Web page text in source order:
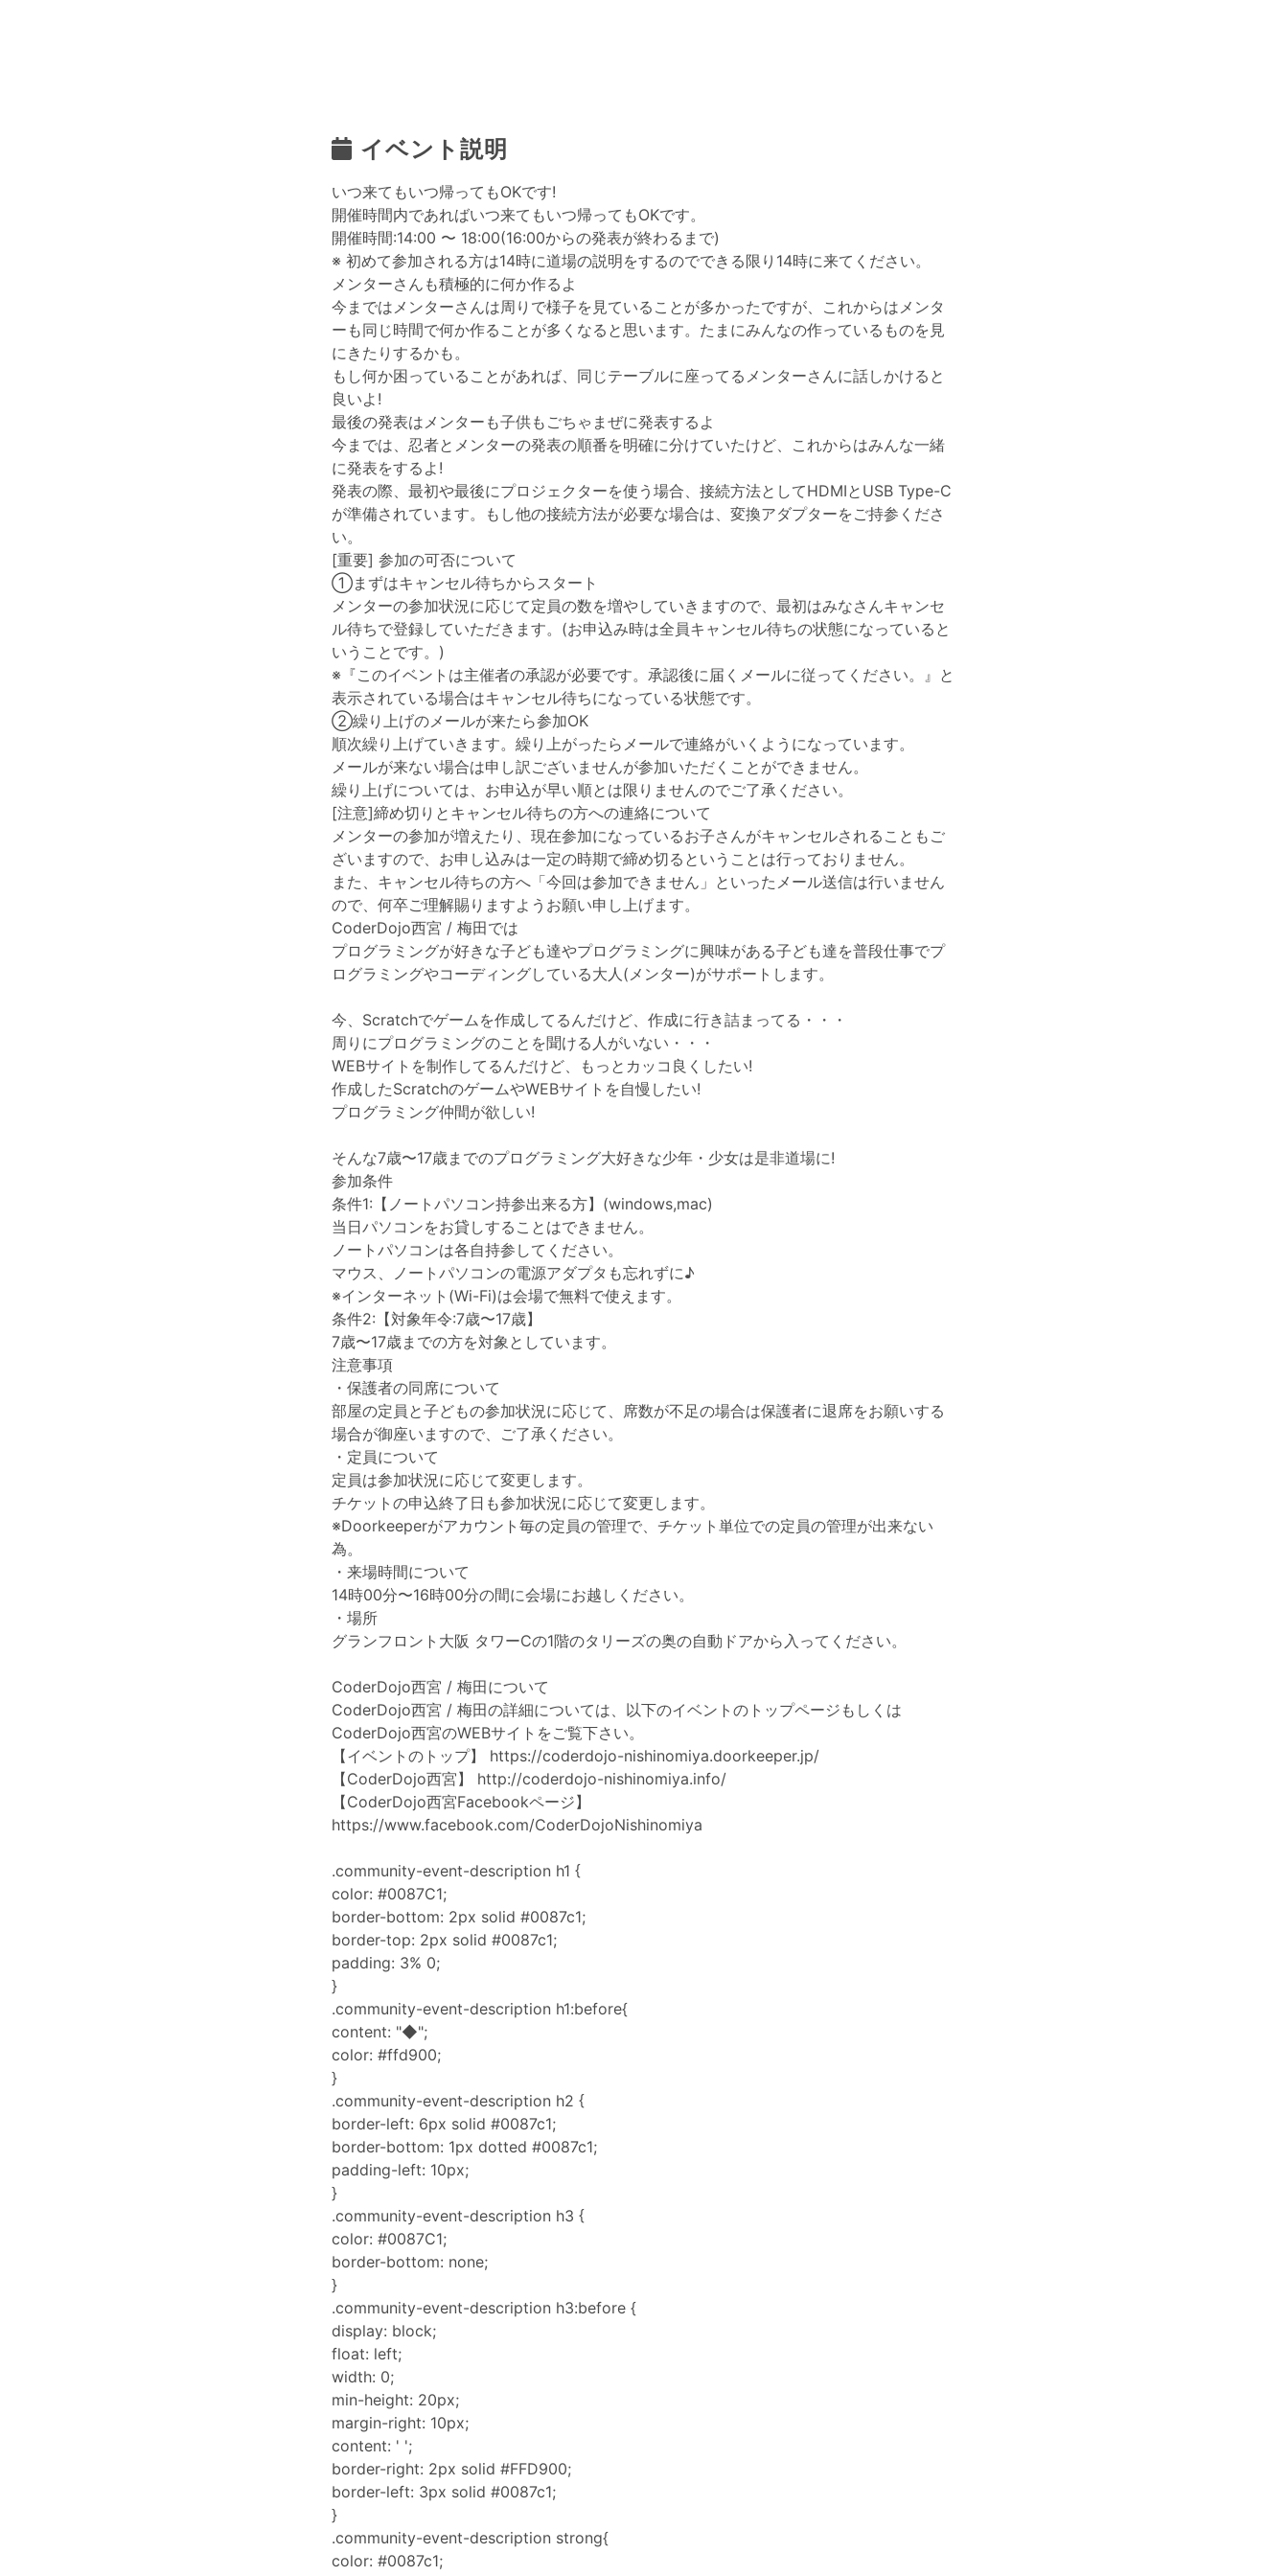
イベント説明
いつ来てもいつ帰ってもOKです!
開催時間内であればいつ来てもいつ帰ってもOKです。
開催時間:14:00 〜 18:00(16:00からの発表が終わるまで)
※ 初めて参加される方は14時に道場の説明をするのでできる限り14時に来てください。
メンターさんも積極的に何か作るよ
今まではメンターさんは周りで様子を見ていることが多かったですが、これからはメンタ
ーも同じ時間で何か作ることが多くなると思います。たまにみんなの作っているものを見
にきたりするかも。
もし何か困っていることがあれば、同じテーブルに座ってるメンターさんに話しかけると
良いよ!
最後の発表はメンターも子供もごちゃまぜに発表するよ
今までは、忍者とメンターの発表の順番を明確に分けていたけど、これからはみんな一緒
に発表をするよ!
発表の際、最初や最後にプロジェクターを使う場合、接続方法としてHDMIとUSB Type-C
が準備されています。もし他の接続方法が必要な場合は、変換アダプターをご持参くださ
い。
[重要] 参加の可否について
①まずはキャンセル待ちからスタート
メンターの参加状況に応じて定員の数を増やしていきますので、最初はみなさんキャンセ
ル待ちで登録していただきます。(お申込み時は全員キャンセル待ちの状態になっていると
いうことです。)
※『このイベントは主催者の承認が必要です。承認後に届くメールに従ってください。』と
表示されている場合はキャンセル待ちになっている状態です。
②繰り上げのメールが来たら参加OK
順次繰り上げていきます。繰り上がったらメールで連絡がいくようになっています。
メールが来ない場合は申し訳ございませんが参加いただくことができません。
繰り上げについては、お申込が早い順とは限りませんのでご了承ください。
[注意]締め切りとキャンセル待ちの方への連絡について
メンターの参加が増えたり、現在参加になっているお子さんがキャンセルされることもご
ざいますので、お申し込みは一定の時期で締め切るということは行っておりません。
また、キャンセル待ちの方へ「今回は参加できません」といったメール送信は行いません
ので、何卒ご理解賜りますようお願い申し上げます。
CoderDojo西宮 / 梅田では
プログラミングが好きな子ども達やプログラミングに興味がある子ども達を普段仕事でプ
ログラミングやコーディングしている大人(メンター)がサポートします。
今、Scratchでゲームを作成してるんだけど、作成に行き詰まってる・・・
周りにプログラミングのことを聞ける人がいない・・・
WEBサイトを制作してるんだけど、もっとカッコ良くしたい!
作成したScratchのゲームやWEBサイトを自慢したい!
プログラミング仲間が欲しい!
そんな7歳〜17歳までのプログラミング大好きな少年・少女は是非道場に!
参加条件
条件1:【ノートパソコン持参出来る方】(windows,mac)
当日パソコンをお貸しすることはできません。
ノートパソコンは各自持参してください。
マウス、ノートパソコンの電源アダプタも忘れずに♪
※インターネット(Wi-Fi)は会場で無料で使えます。
条件2:【対象年令:7歳〜17歳】
7歳〜17歳までの方を対象としています。
注意事項
・保護者の同席について
部屋の定員と子どもの参加状況に応じて、席数が不足の場合は保護者に退席をお願いする
場合が御座いますので、ご了承ください。
・定員について
定員は参加状況に応じて変更します。
チケットの申込終了日も参加状況に応じて変更します。
※Doorkeeperがアカウント毎の定員の管理で、チケット単位での定員の管理が出来ない
為。
・来場時間について
14時00分〜16時00分の間に会場にお越しください。
・場所
グランフロント大阪 タワーCの1階のタリーズの奥の自動ドアから入ってください。
CoderDojo西宮 / 梅田について
CoderDojo西宮 / 梅田の詳細については、以下のイベントのトップページもしくは
CoderDojo西宮のWEBサイトをご覧下さい。
【イベントのトップ】 https://coderdojo-nishinomiya.doorkeeper.jp/
【CoderDojo西宮】 http://coderdojo-nishinomiya.info/
【CoderDojo西宮Facebookページ】
https://www.facebook.com/CoderDojoNishinomiya
.community-event-description h1 {
color: #0087C1;
border-bottom: 2px solid #0087c1;
border-top: 2px solid #0087c1;
padding: 3% 0;
}
.community-event-description h1:before{
content: "◆";
color: #ffd900;
}
.community-event-description h2 {
border-left: 6px solid #0087c1;
border-bottom: 1px dotted #0087c1;
padding-left: 10px;
}
.community-event-description h3 {
color: #0087C1;
border-bottom: none;
}
.community-event-description h3:before {
display: block;
float: left;
width: 0;
min-height: 20px;
margin-right: 10px;
content: ' ';
border-right: 2px solid #FFD900;
border-left: 3px solid #0087c1;
}
.community-event-description strong{
color: #0087c1;